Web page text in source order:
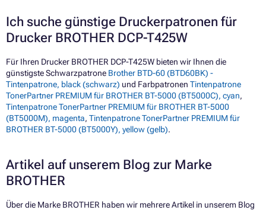
Ich suche günstige Druckerpatronen für
Drucker BROTHER DCP-T425W
Für Ihren Drucker BROTHER DCP-T425W bieten wir Ihnen die
günstigste Schwarzpatrone Brother BTD-60 (BTD60BK) -
Tintenpatrone, black (schwarz) und Farbpatronen Tintenpatrone
TonerPartner PREMIUM für BROTHER BT-5000 (BT5000C), cyan,
Tintenpatrone TonerPartner PREMIUM für BROTHER BT-5000
(BT5000M), magenta, Tintenpatrone TonerPartner PREMIUM für
BROTHER BT-5000 (BT5000Y), yellow (gelb).
Artikel auf unserem Blog zur Marke
BROTHER
Über die Marke BROTHER haben wir mehrere Artikel in unserem Blog